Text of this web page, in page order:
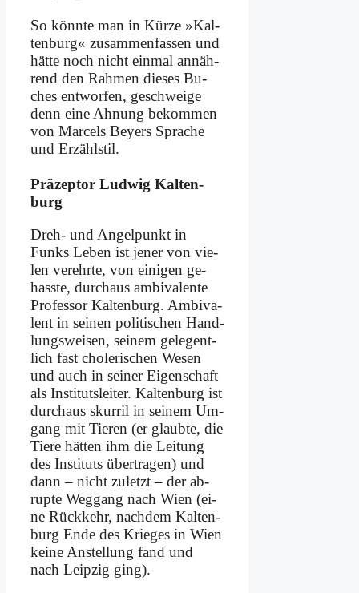
So könn­te man in Kür­ze »Kal­
ten­burg« zu­sam­men­fas­sen und
hät­te noch nicht ein­mal an­näh­
rend den Rah­men die­ses Bu­
ches ent­wor­fen, ge­schwei­ge
denn ei­ne Ah­nung be­kom­men
von Mar­cels Bey­ers Spra­che
und Er­zähl­stil.
Prä­zep­tor Lud­wig Kal­ten­
burg
Dreh- und An­gel­punkt in
Funks Le­ben ist je­ner von vie­
len ver­ehr­te, von ei­ni­gen ge­
hass­te, durch­aus am­bi­va­len­te
Pro­fes­sor Kal­ten­burg. Am­bi­va­
lent in sei­nen po­li­ti­schen Hand­
lungs­wei­sen, sei­nem ge­le­gent­
lich fast cho­le­ri­schen We­sen
und auch in sei­ner Ei­gen­schaft
als In­sti­tuts­lei­ter. Kal­ten­burg ist
durch­aus skur­ril in sei­nem Um­
gang mit Tie­ren (er glaub­te, die
Tie­re hät­ten ihm die Lei­tung
des In­sti­tuts über­tra­gen) und
dann – nicht zu­letzt – der ab­
rup­te Weg­gang nach Wien (ei­
ne Rück­kehr, nach­dem Kal­ten­
burg En­de des Krie­ges in Wien
kei­ne An­stel­lung fand und
nach Leip­zig ging).